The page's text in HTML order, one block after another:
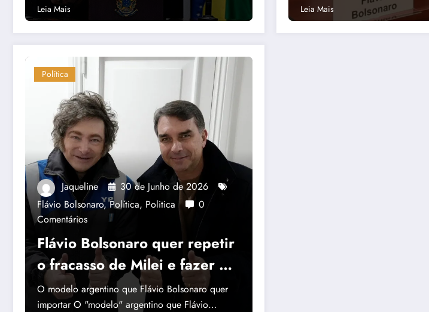
Leia Mais Leia Mais
Política
Jaqueline
30 de Junho de 2026
Flávio Bolsonaro,Política, Politica
0
Comentários
Flávio Bolsonaro quer repetir
o fracasso de Milei e fazer o
povo pagar a conta
O modelo argentino que Flávio Bolsonaro quer
importar O "modelo" argentino que Flávio